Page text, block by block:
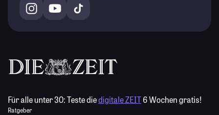
Für alle unter 30:Teste diedigitale ZEIT6 Wochen gratis!
Ratgeber